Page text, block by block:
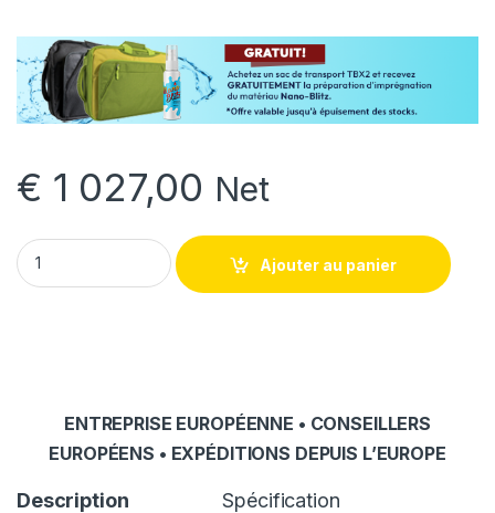
€ 1 027,00 Net
Système tourguide pour guides touristiques Okayo OTG-102
Ajouter au panier
ENTREPRISE EUROPÉENNE • CONSEILLERS
EUROPÉENS • EXPÉDITIONS DEPUIS L’EUROPE
Description Spécification